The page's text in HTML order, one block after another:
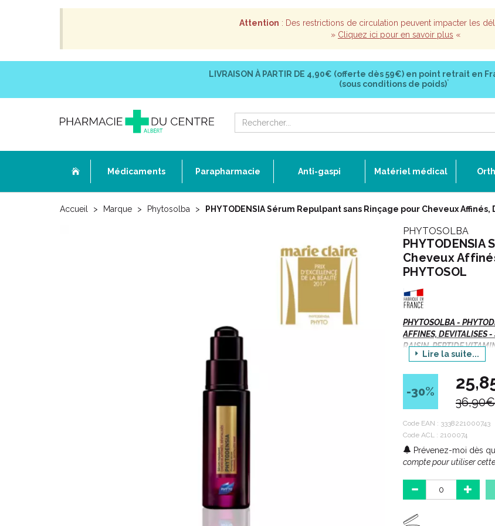
Attention : Des restrictions de circulation peuvent impacter les
» Cliquez ici pour en savoir plus «
LIVRAISON À PARTIR DE 4,90€ (offerte dès 59€) en point retrait en
(sous conditions de poids)*
Médicaments Parapharmacie Anti-gaspi Matériel médical
Accueil Marque Phytosolba PHYTODENSIA Sérum Repulpant sans Rinçage pour Cheveux
PHYTOSOLBA
Cheveux
PHYTOSOL
PHYTOSOLBA -
AFFINES, DEVITALISES
RAISIN, PEPTIDE
EXTRACTION DE
Indications :
Action
Sans rinçage.
Description :
Lire la suite...
-30%
36,90€
Code EAN : 3338221000743
Code ACL : 2100074
Prévenez-moi dès
compte pour utiliser